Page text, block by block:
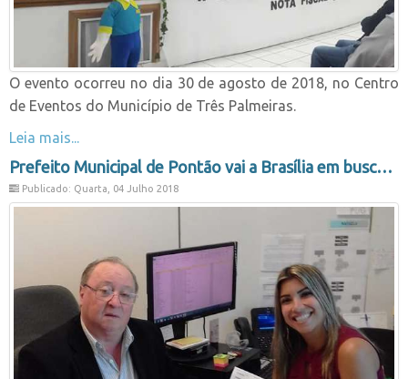
O evento ocorreu no dia 30 de agosto de 2018, no Centro
de Eventos do Município de Três Palmeiras.
Leia mais...
Prefeito Municipal de Pontão vai a Brasília em busca de recursos para o município.
Publicado: Quarta, 04 Julho 2018